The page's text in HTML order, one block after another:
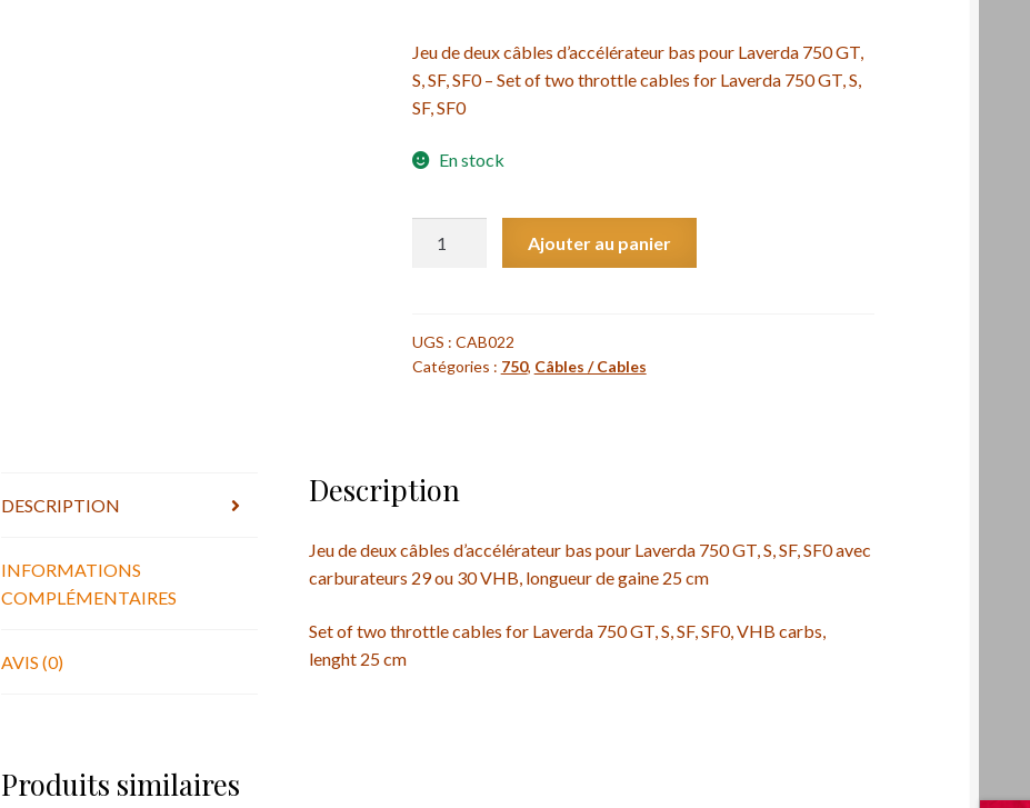
Jeu de deux câbles d’accélérateur bas pour Laverda 750 GT,
S, SF, SF0 – Set of two throttle cables for Laverda 750 GT, S,
SF, SF0
En stock
deux
câbles
Laverda
750
S,
SF,
Ajouter au panier
UGS : CAB022
Catégories : 750, Câbles / Cables
DESCRIPTION
INFORMATIONS
COMPLÉMENTAIRES
AVIS (0)
Description
Jeu de deux câbles d’accélérateur bas pour Laverda 750 GT, S, SF, SF0 avec
carburateurs 29 ou 30 VHB, longueur de gaine 25 cm
Set of two throttle cables for Laverda 750 GT, S, SF, SF0, VHB carbs,
lenght 25 cm
Produits similaires